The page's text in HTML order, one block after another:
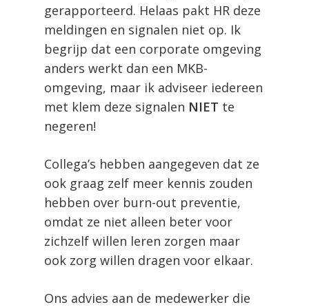
gerapporteerd. Helaas pakt HR deze
meldingen en signalen niet op. Ik
begrijp dat een corporate omgeving
anders werkt dan een MKB-
omgeving, maar ik adviseer iedereen
met klem deze signalen NIET te
negeren!
Collega’s hebben aangegeven dat ze
ook graag zelf meer kennis zouden
hebben over burn-out preventie,
omdat ze niet alleen beter voor
zichzelf willen leren zorgen maar
ook zorg willen dragen voor elkaar.
Ons advies aan de medewerker die